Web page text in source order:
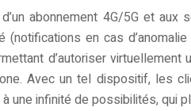
abonnement 4G/5G et
en cas
d’autoriser
Avec un tel dispositif, les
une infinité de possibilités, qui